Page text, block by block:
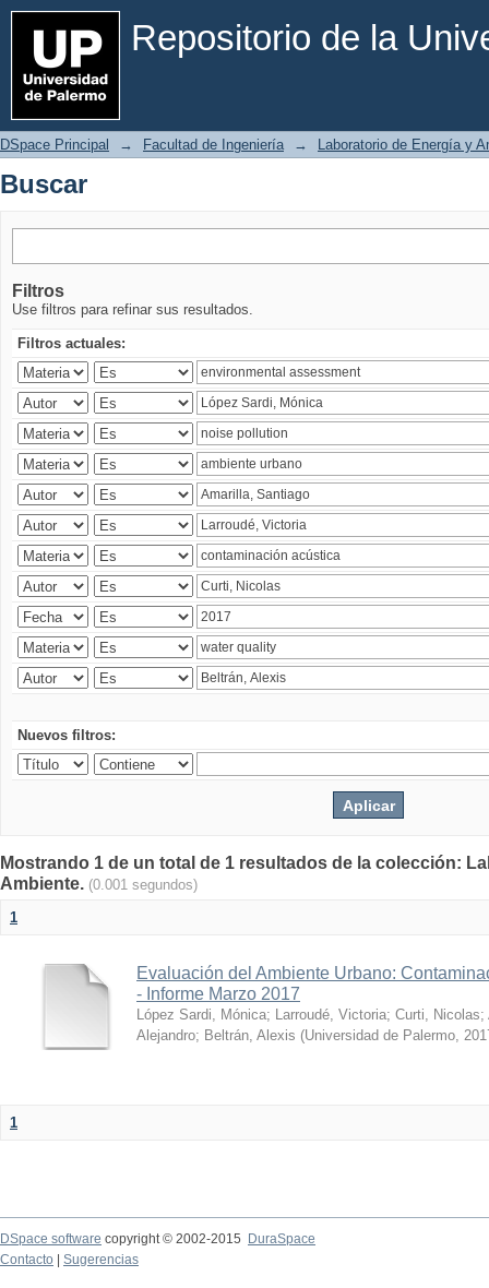
Repositorio de la
Buscar
DSpace Principal → Facultad de Ingeniería → Laboratorio de Energía y
Buscar
Filtros
Use filtros para refinar sus resultados.
Filtros actuales:
Nuevos filtros:
Mostrando 1 de un total de 1 resultados de la colección:
Ambiente. (0.001 segundos)
1
Evaluación del Ambiente Urbano:
- Informe Marzo 2017
López Sardi, Mónica; Larroudé, Victoria; Curti, Nicolas;
Alejandro; Beltrán, Alexis (Universidad de Palermo,
1
DSpace software copyright © 2002-2015
DuraSpace
Contacto
Sugerencias